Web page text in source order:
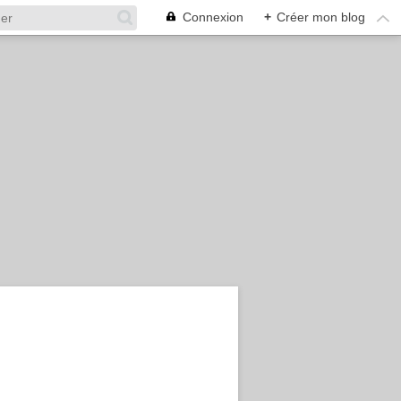
Connexion + Créer mon blog